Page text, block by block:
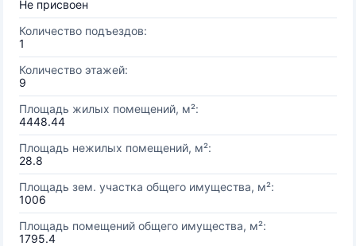
Не присвоен
Количество подъездов:
1
Количество этажей:
9
Площадь жилых помещений, м²:
4448.44
Площадь нежилых помещений, м²:
28.8
Площадь зем. участка общего имущества, м²:
1006
Площадь помещений общего имущества, м²:
1795.4